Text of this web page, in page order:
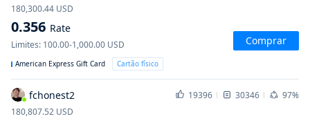
180,300.44 USD
0.356 Rate
Limites: 100.00-1,000.00 USD Comprar
American Express Gift Card Cartão físico
fchonest2 19396 30346
97%
180,807.52 USD